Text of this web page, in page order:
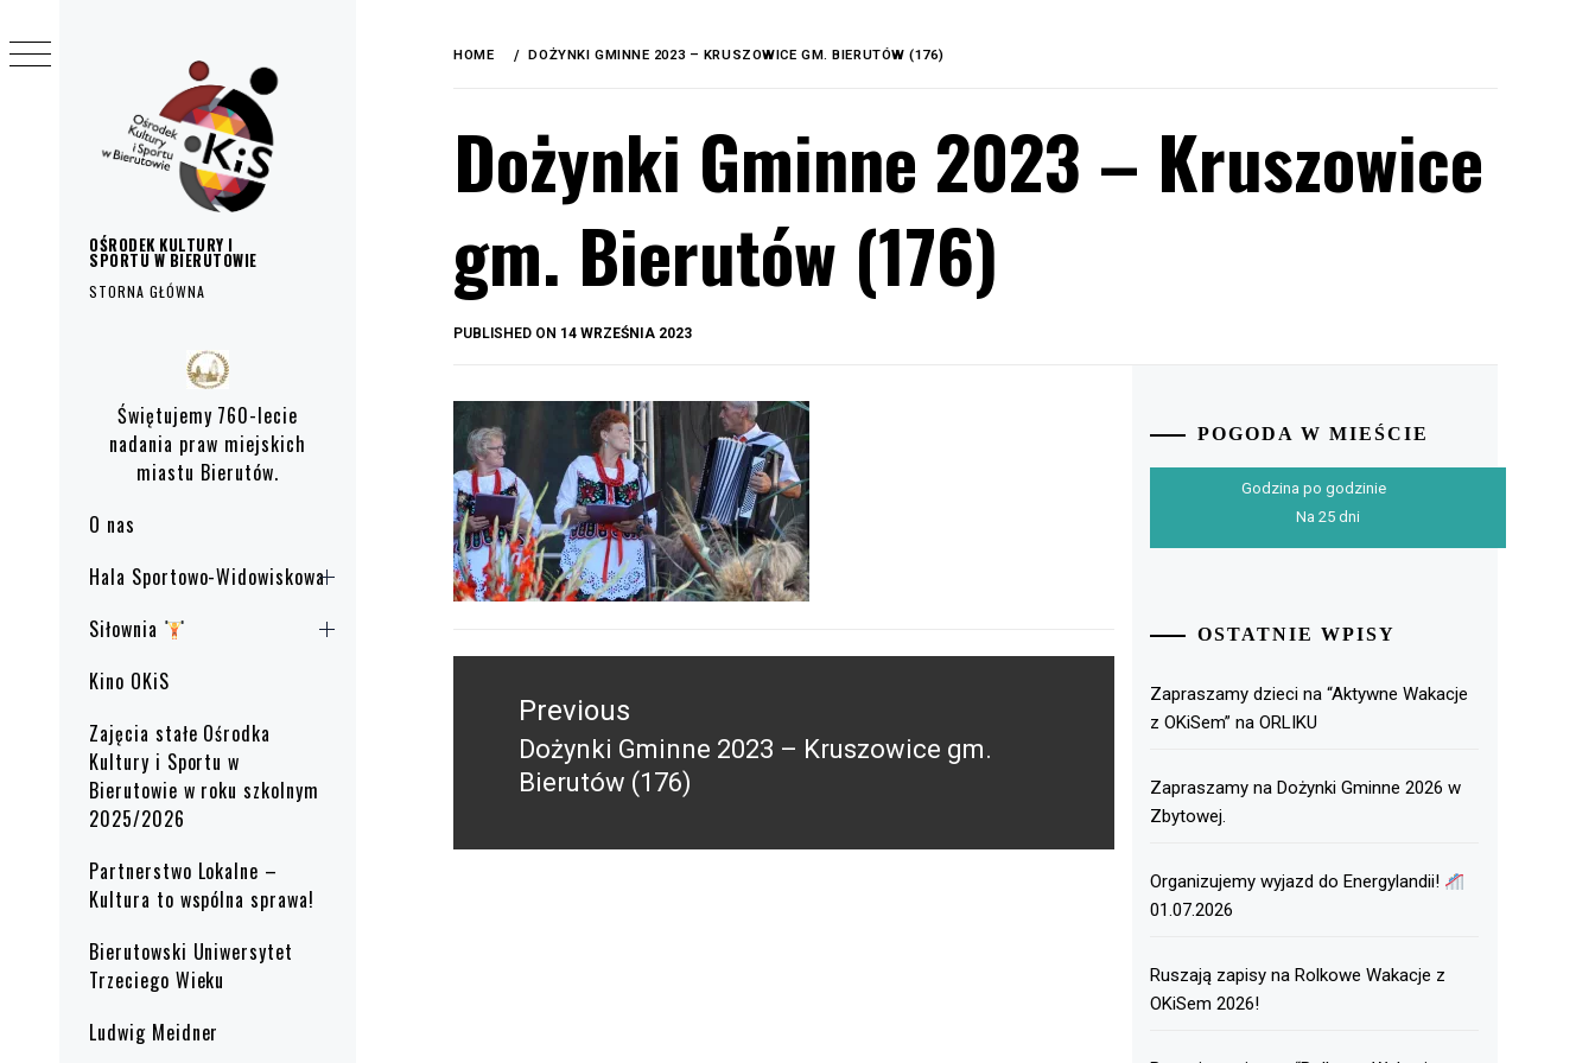
OŚRODEK KULTURY I
SPORTU W BIERUTOWIE
STORNA GŁÓWNA
Świętujemy 760-lecie
nadania praw miejskich
miastu Bierutów.
O nas
Hala Sportowo-Widowiskowa
Siłownia
Kino OKiS
Zajęcia stałe Ośrodka
Kultury i Sportu w
Bierutowie w roku szkolnym
2025/2026
Partnerstwo Lokalne –
Kultura to wspólna sprawa!
Bierutowski Uniwersytet
Trzeciego Wieku
Ludwig Meidner
HOME DOŻYNKI GMINNE 2023 – KRUSZOWICE GM. BIERUTÓW (176)
Dożynki Gminne 2023 – Kruszowice
gm. Bierutów (176)
PUBLISHED ON 14 WRZEŚNIA 2023
wpisuPrevious
Previous
post:
Dożynki Gminne 2023 – Kruszowice gm.
Bierutów (176)
POGODA W MIEŚCIE
Godzina po godzinie
Na 25 dni
OSTATNIE WPISY
Zapraszamy dzieci na “Aktywne Wakacje
z OKiSem” na ORLIKU
Zapraszamy na Dożynki Gminne 2026 w
Zbytowej.
Organizujemy wyjazd do Energylandii!
01.07.2026
Ruszają zapisy na Rolkowe Wakacje z
OKiSem 2026!